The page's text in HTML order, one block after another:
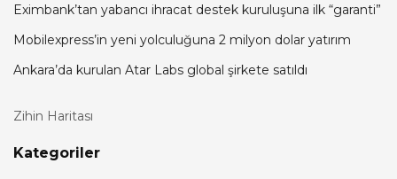
Eximbank’tan yabancı ihracat destek kuruluşuna ilk “garanti”
Mobilexpress’in yeni yolculuğuna 2 milyon dolar yatırım
Ankara’da kurulan Atar Labs global şirkete satıldı
Zihin Haritası
Kategoriler